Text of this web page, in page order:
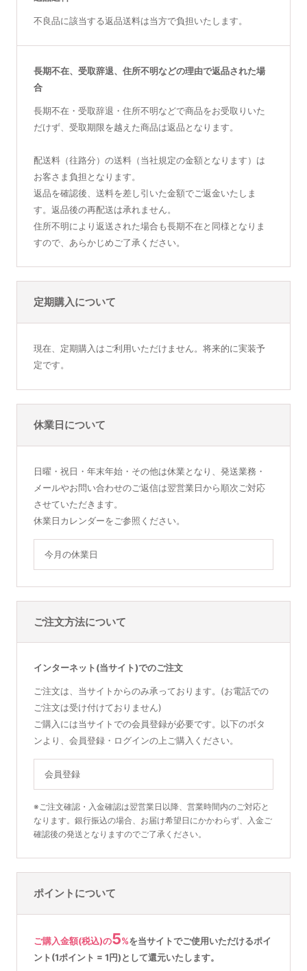
不良品に該当する返品送料は当方で負担いたします。
長期不在、受取辞退、住所不明などの理由で返品された場
合
長期不在・受取辞退・住所不明などで商品をお受取りいた
だけず、受取期限を越えた商品は返品となります。
配送料（往路分）の送料（当社規定の金額となります）は
お客さま負担となります。
返品を確認後、送料を差し引いた金額でご返金いたしま
す。返品後の再配送は承れません。
住所不明により返送された場合も長期不在と同様となりま
すので、あらかじめご了承ください。
定期購入について
現在、定期購入はご利用いただけません。将来的に実装予
定です。
休業日について
日曜・祝日・年末年始・その他は休業となり、発送業務・
メールやお問い合わせのご返信は翌営業日から順次ご対応
させていただきます。
休業日カレンダーをご参照ください。
今月の休業日
ご注文方法について
インターネット(当サイト)でのご注文
ご注文は、当サイトからのみ承っております。(お電話での
ご注文は受け付けておりません)
ご購入には当サイトでの会員登録が必要です。以下のボタ
ンより、会員登録・ログインの上ご購入ください。
会員登録
※ご注文確認・入金確認は翌営業日以降、営業時間内のご対応と
なります。銀行振込の場合、お届け希望日にかかわらず、入金ご
確認後の発送となりますのでご了承ください。
ポイントについて
ご購入金額(税込)の5%を当サイトでご使用いただけるポイ
ント(1ポイント = 1円)として還元いたします。